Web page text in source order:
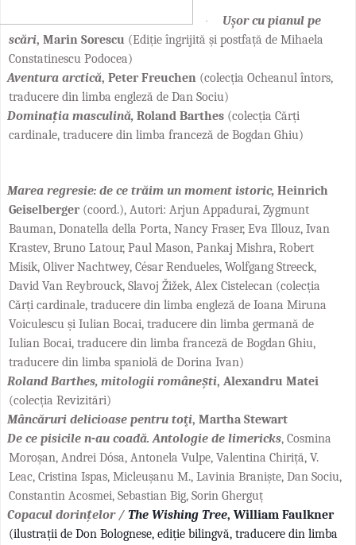
·
Ușor cu pianul pe
scări, Marin Sorescu (Ediție îngrijită și postfață de Mihaela
Constatinescu Podocea)
Aventura arctică, Peter Freuchen (colecția Ocheanul întors,
traducere din limba engleză de Dan Sociu)
Dominația masculină, Roland Barthes (colecția Cărți
cardinale, traducere din limba franceză de Bogdan Ghiu)
Marea regresie: de ce trăim un moment istoric, Heinrich
Geiselberger(coord.), Autori: Arjun Appadurai, Zygmunt
Bauman, Donatella della Porta, Nancy Fraser, Eva Illouz, Ivan
Krastev, Bruno Latour, Paul Mason, Pankaj Mishra, Robert
Misik, Oliver Nachtwey, César Rendueles, Wolfgang Streeck,
David Van Reybrouck, Slavoj Žižek, Alex Cistelecan (colecția
Cărți cardinale, traducere din limba engleză de Ioana Miruna
Voiculescu și Iulian Bocai, traducere din limba germană de
Iulian Bocai, traducere din limba franceză de Bogdan Ghiu,
traducere din limba spaniolă de Dorina Ivan)
Roland Barthes, mitologii românești, Alexandru Matei
(colecția Revizitări)
Mâncăruri delicioase pentru toţi, Martha Stewart
De ce pisicile n-au coadă. Antologie de limericks, Cosmina
Moroșan, Andrei Dósa, Antonela Vulpe, Valentina Chiriță, V.
Leac, Cristina Ispas, Micleușanu M., Lavinia Braniște, Dan Sociu,
Constantin Acosmei, Sebastian Big, Sorin Gherguț
Copacul dorințelor / The Wishing Tree, William Faulkner
(ilustrații de Don Bolognese, ediție bilingvă, traducere din limba